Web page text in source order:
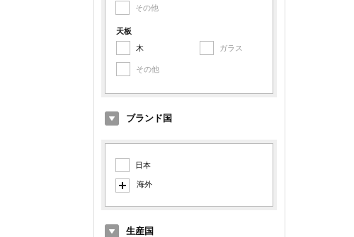
スチール
その他金属
その他
天板
木
ガラス
その他
ブランド国
日本
海外
イタリア
ドイツ
生産国